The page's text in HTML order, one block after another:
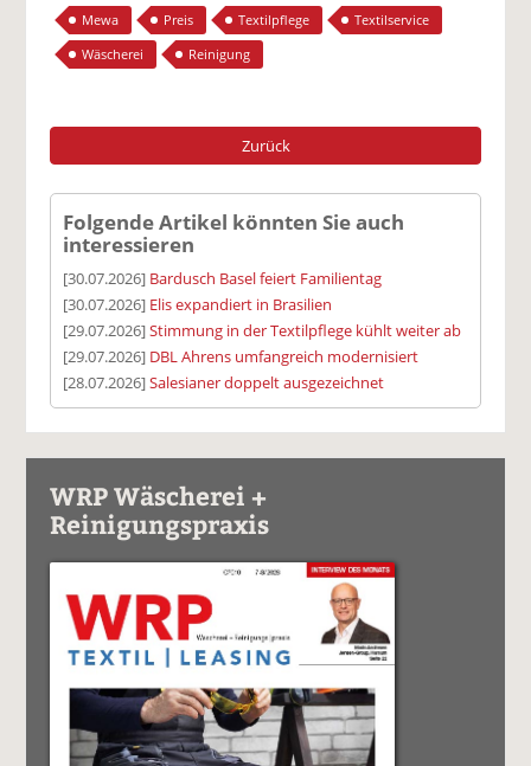
Mewa Preis Textilpflege
Textilservice
Wäscherei
Reinigung
Zurück
Folgende Artikel könnten Sie auch
interessieren
[30.07.2026] Bardusch Basel feiert Familientag
[30.07.2026] Elis expandiert in Brasilien
[29.07.2026]Stimmung in der Textilpflege kühlt weiter ab
[29.07.2026] DBL Ahrens umfangreich modernisiert
[28.07.2026]Salesianer doppelt ausgezeichnet
WRP Wäscherei +
Reinigungspraxis